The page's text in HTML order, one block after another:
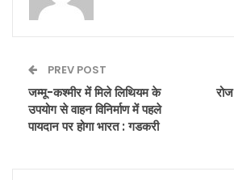
PREV POST
जम्मू-कश्मीर में मिले लिथियम के
उपयोग से वाहन विनिर्माण में पहले
पायदान पर होगा भारत : गडकरी